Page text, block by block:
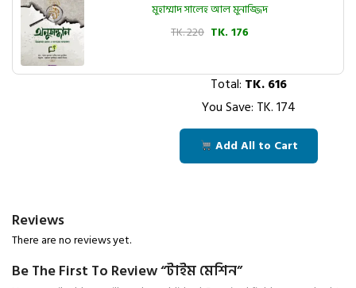
মুহাম্মাদ সালেহ আল মুনাজ্জিদ
TK. 220 TK. 176
Total: TK.616
You Save: TK.174
Add All to Cart
Reviews
There are no reviews yet.
Be The First To Review “টাইম মেশিন”